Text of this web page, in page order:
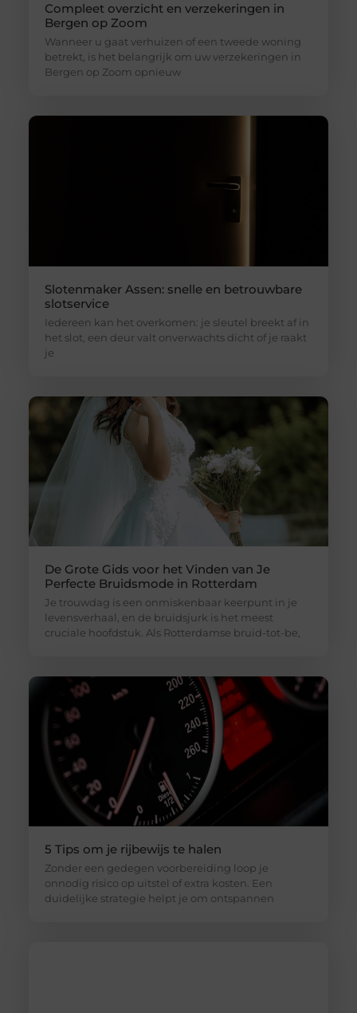
Compleet overzicht en verzekeringen in
Bergen op Zoom
Wanneer u gaat verhuizen of een tweede woning
betrekt, is het belangrijk om uw verzekeringen in
Bergen op Zoom opnieuw
Slotenmaker Assen: snelle en betrouwbare
slotservice
Iedereen kan het overkomen: je sleutel breekt af in
het slot, een deur valt onverwachts dicht of je raakt
je
De Grote Gids voor het Vinden van Je
Perfecte Bruidsmode in Rotterdam
Je trouwdag is een onmiskenbaar keerpunt in je
levensverhaal, en de bruidsjurk is het meest
cruciale hoofdstuk. Als Rotterdamse bruid-tot-be,
5 Tips om je rijbewijs te halen
Zonder een gedegen voorbereiding loop je
onnodig risico op uitstel of extra kosten. Een
duidelijke strategie helpt je om ontspannen